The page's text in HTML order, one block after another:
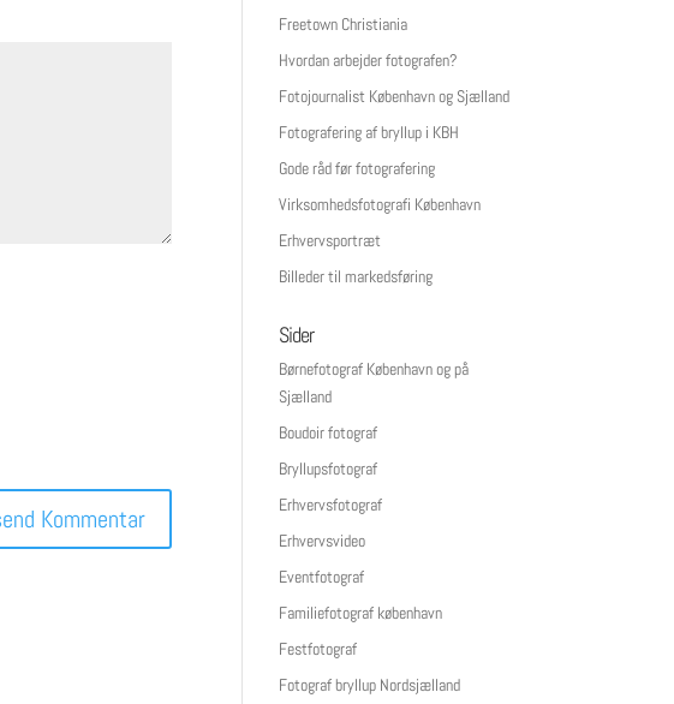
Freetown Christiania
Hvordan arbejder fotografen?
Fotojournalist København og Sjælland
Fotografering af bryllup i KBH
Gode råd før fotografering
Virksomhedsfotografi København
Erhvervsportræt
Billeder til markedsføring
Sider
Børnefotograf København og på
Sjælland
Boudoir fotograf
Bryllupsfotograf
Erhvervsfotograf
Erhvervsvideo
Eventfotograf
Familiefotograf københavn
Festfotograf
Fotograf bryllup Nordsjælland